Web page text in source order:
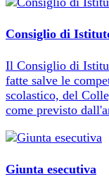
Consiglio di
Il Consiglio di
fatte salve le
scolastico, del
come previsto
Giunta esecutiva